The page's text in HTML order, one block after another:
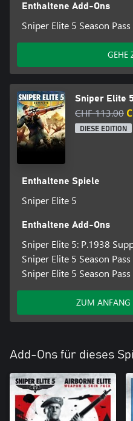
Enthaltene Add-Ons
Sniper Elite 5 Season
GEHE
Sniper Elite
CHF 113.00
DIESE EDITION
Enthaltene Spiele
Sniper Elite 5
Enthaltene Add-Ons
Sniper Elite 5: P.1938
Sniper Elite 5 Season
Sniper Elite 5 Season
ZUM ANFANG
Add-Ons für dieses